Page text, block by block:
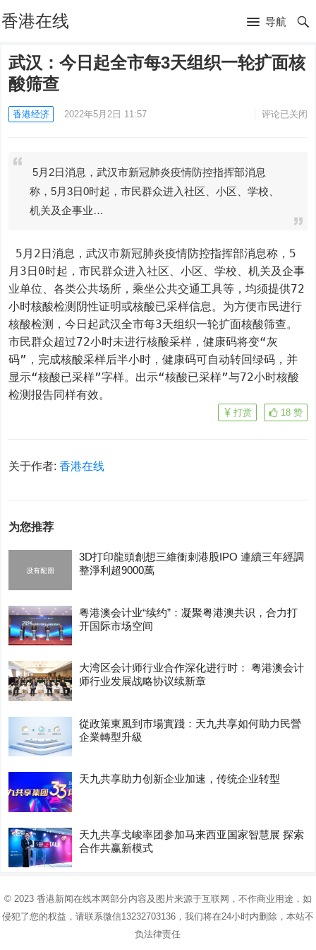
香港在线 导航
武汉：今日起全市每3天组织一轮扩面核
酸筛查
香港经济 2022年5月2日 11:57 评论已关闭
5月2日消息，武汉市新冠肺炎疫情防控指挥部消息
称，5月3日0时起，市民群众进入社区、小区、学校、
机关及企事业…
5月2日消息，武汉市新冠肺炎疫情防控指挥部消息称，5
月3日0时起，市民群众进入社区、小区、学校、机关及企事
业单位、各类公共场所，乘坐公共交通工具等，均须提供72
小时核酸检测阴性证明或核酸已采样信息。为方便市民进行
核酸检测，今日起武汉全市每3天组织一轮扩面核酸筛查。
市民群众超过72小时未进行核酸采样，健康码将变“灰
码”，完成核酸采样后半小时，健康码可自动转回绿码，并
显示“核酸已采样”字样。出示“核酸已采样”与72小时核酸
检测报告同样有效。
18 赞
打赏
关于作者:香港在线
为您推荐
3D打印龍頭創想三維衝刺港股IPO 連續三年經調
整淨利超9000萬
粤港澳会计业“续约”：凝聚粤港澳共识，合力打
开国际市场空间
大湾区会计师行业合作深化进行时： 粤港澳会计
师行业发展战略协议续新章
從政策東風到市場實踐：天九共享如何助力民營
企業轉型升級
天九共享助力创新企业加速，传统企业转型
天九共享戈峻率团参加马来西亚国家智慧展 探索
合作共赢新模式
© 2023 香港新闻在线本网部分内容及图片来源于互联网，不作商业用途，如
侵犯了您的权益，请联系微信13232703136，我们将在24小时内删除，本站不
负法律责任